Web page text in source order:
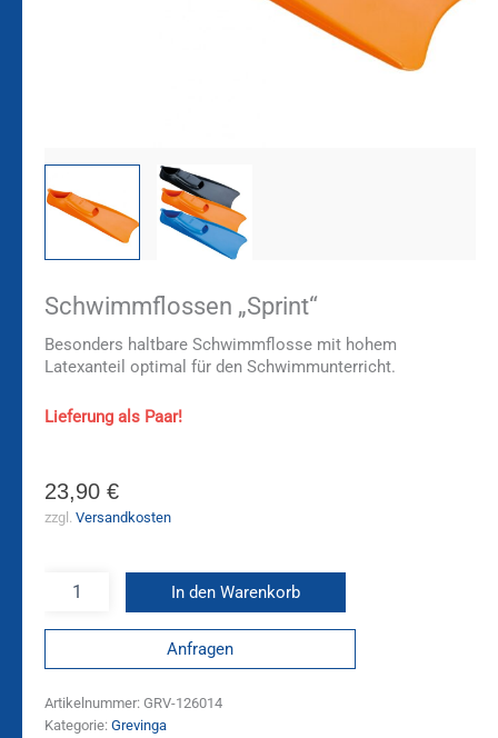
Schwimmflossen „Sprint“
Besonders haltbare Schwimmflosse mit hohem
Latexanteil optimal für den Schwimmunterricht.
Lieferung als Paar!
23,90 €
zzgl. Versandkosten
In den Warenkorb
Anfragen
Artikelnummer: GRV-126014
Kategorie: Grevinga